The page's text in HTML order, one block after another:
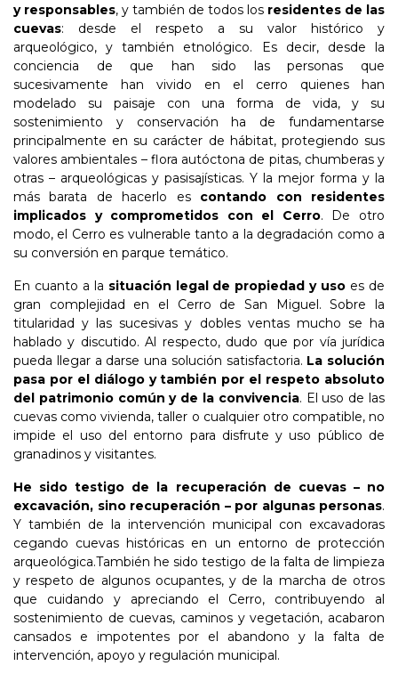
y responsables, y también de todos los residentes de las
cuevas: desde el respeto a su valor histórico y
arqueológico, y también etnológico. Es decir, desde la
conciencia de que han sido las personas que
sucesivamente han vivido en el cerro quienes han
modelado su paisaje con una forma de vida, y su
sostenimiento y conservación ha de fundamentarse
principalmente en su carácter de hábitat, protegiendo sus
valores ambientales – flora autóctona de pitas, chumberas y
otras – arqueológicas y pasisajísticas. Y la mejor forma y la
más barata de hacerlo es contando con residentes
implicados y comprometidos con el Cerro. De otro
modo, el Cerro es vulnerable tanto a la degradación como a
su conversión en parque temático.
En cuanto a la situación legal de propiedad y uso es de
gran complejidad en el Cerro de San Miguel. Sobre la
titularidad y las sucesivas y dobles ventas mucho se ha
hablado y discutido. Al respecto, dudo que por vía jurídica
pueda llegar a darse una solución satisfactoria. La solución
pasa por el diálogo y también por el respeto absoluto
del patrimonio común y de la convivencia. El uso de las
cuevas como vivienda, taller o cualquier otro compatible, no
impide el uso del entorno para disfrute y uso público de
granadinos y visitantes.
He sido testigo de la recuperación de cuevas – no
excavación, sino recuperación – por algunas personas.
Y también de la intervención municipal con excavadoras
cegando cuevas históricas en un entorno de protección
arqueológica.También he sido testigo de la falta de limpieza
y respeto de algunos ocupantes, y de la marcha de otros
que cuidando y apreciando el Cerro, contribuyendo al
sostenimiento de cuevas, caminos y vegetación, acabaron
cansados e impotentes por el abandono y la falta de
intervención, apoyo y regulación municipal.